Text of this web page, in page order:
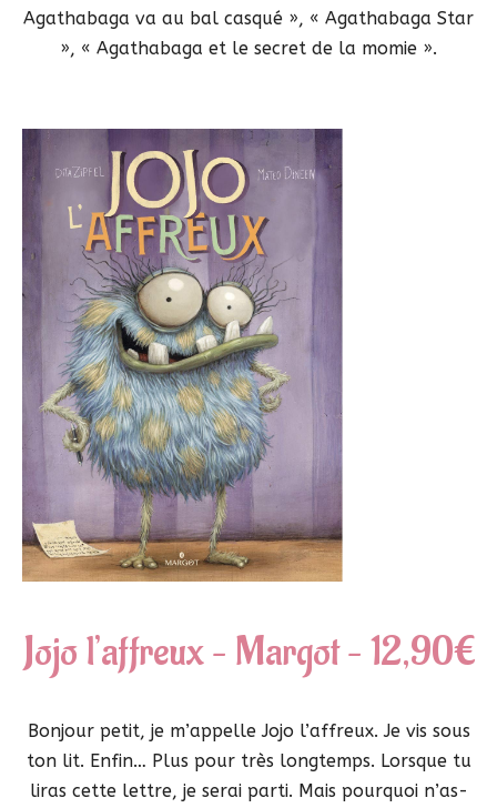
Agathabaga va au bal casqué », « Agathabaga Star
», « Agathabaga et le secret de la momie ».
Jojo l’affreux – Margot – 12,90€
Bonjour petit, je m’appelle Jojo l’affreux. Je vis sous
ton lit. Enfin… Plus pour très longtemps. Lorsque tu
liras cette lettre, je serai parti. Mais pourquoi n’as-